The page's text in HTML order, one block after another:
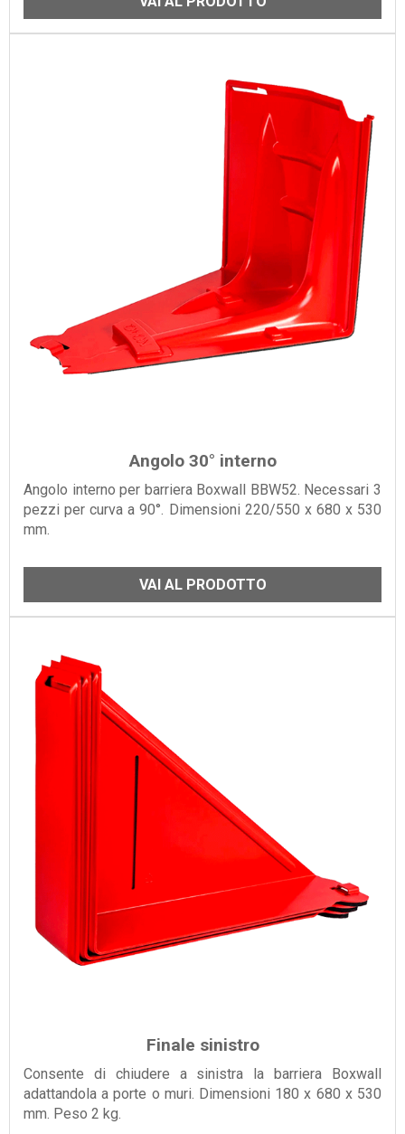
Angolo 30° interno
Angolo interno per barriera Boxwall BBW52. Necessari 3
pezzi per curva a 90°. Dimensioni 220/550 x 680 x 530
mm.
VAI AL PRODOTTO
Finale sinistro
Consente di chiudere a sinistra la barriera Boxwall
adattandola a porte o muri. Dimensioni 180 x 680 x 530
mm. Peso 2 kg.